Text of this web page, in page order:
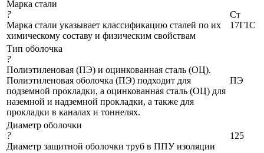
Марка стали
?
Марка стали указывает классификацию сталей по их
химическому составу и физическим свойствам
Ст
17Г1С
Тип оболочка
?
Полиэтиленовая (ПЭ) и оцинкованная сталь (ОЦ).
Полиэтиленовая оболочка (ПЭ) подходит для
подземной прокладки, а оцинкованная сталь (ОЦ) для
наземной и надземной прокладки, а также для
прокладки в каналах и тоннелях.
ПЭ
Диаметр оболочки
?
Диаметр защитной оболочки труб в ППУ изоляции
125